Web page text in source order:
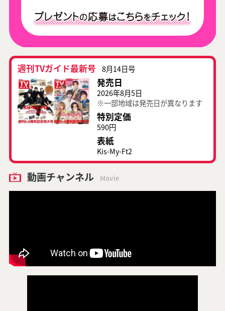
週刊TVガイド最新号 8月14日号
発売日
2026年8月5日
※一部地域は発売日が異なります
特別定価
590円
表紙
Kis-My-Ft2
動画チャンネル Movie